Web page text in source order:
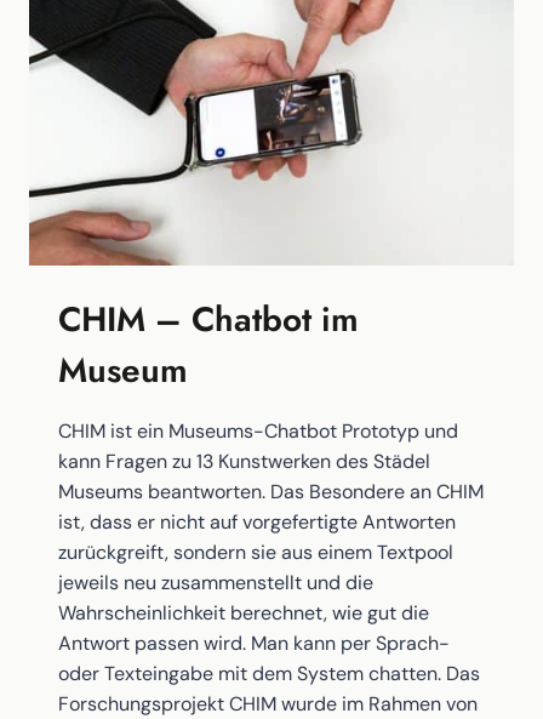
ZERSTÖRUNG
DER
STADT
PFORZHEIM
AM
FEBRUAR
1945
CHIM – Chatbot im
Museum
CHIM ist ein Museums-Chatbot Prototyp und
kann Fragen zu 13 Kunstwerken des Städel
Museums beantworten. Das Besondere an CHIM
ist, dass er nicht auf vorgefertigte Antworten
zurückgreift, sondern sie aus einem Textpool
jeweils neu zusammenstellt und die
Wahrscheinlichkeit berechnet, wie gut die
Antwort passen wird. Man kann per Sprach-
oder Texteingabe mit dem System chatten. Das
Forschungsprojekt CHIM wurde im Rahmen von